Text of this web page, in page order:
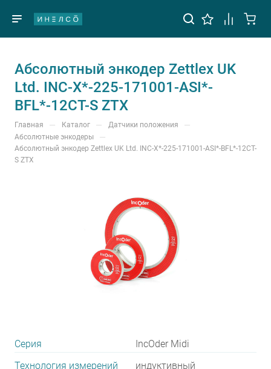
Абсолютный энкодер Zettlex UK
Ltd. INC-X*-225-171001-ASI*-
BFL*-12CT-S ZTX
Главная — Каталог — Датчики положения —
Абсолютные энкодеры —
Абсолютный энкодер Zettlex UK Ltd. INC-X*-225-171001-ASI*-BFL*-12CT-
S ZTX
Серия
IncOder Midi
Технология измерений
индуктивный